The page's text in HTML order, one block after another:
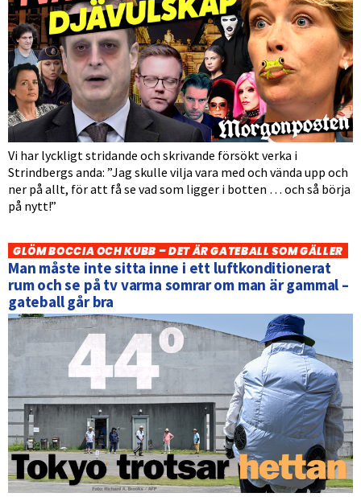
Vi har lyckligt stridande och skrivande försökt verka i
Strindbergs anda: ”Jag skulle vilja vara med och vända upp och
ner på allt, för att få se vad som ligger i botten … och så börja
på nytt!”
GLÖM BOCCIA OCH KUBB – DET ÄR GATEBALL SOM GÄLLER
Man måste inte sitta inne i ett luftkonditionerat
rum och se på tv varma somrar om man är gammal –
gateball går bra